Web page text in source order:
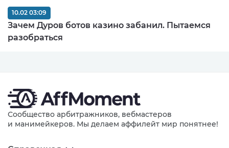
Зачем Дуров ботов казино забанил. Пытаемся
разобраться
10.02 03:09
Сообщество арбитражников, вебмастеров
и манимейкеров. Мы делаем аффилейт мир понятнее!